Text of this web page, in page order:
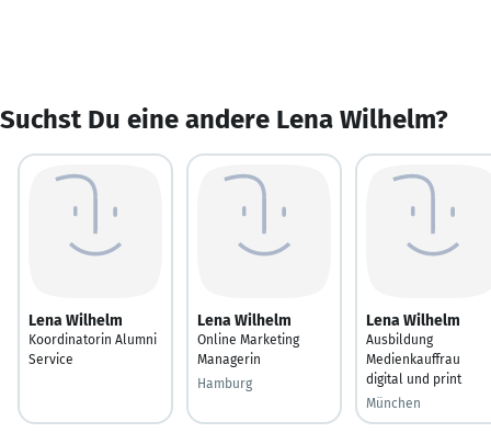
Suchst Du eine andere Lena Wilhelm?
Lena Wilhelm
Koordinatorin Alumni
Service
Lena Wilhelm
Online Marketing
Managerin
Hamburg
Lena Wilhelm
Ausbildung
Medienkauffrau
digital und print
München